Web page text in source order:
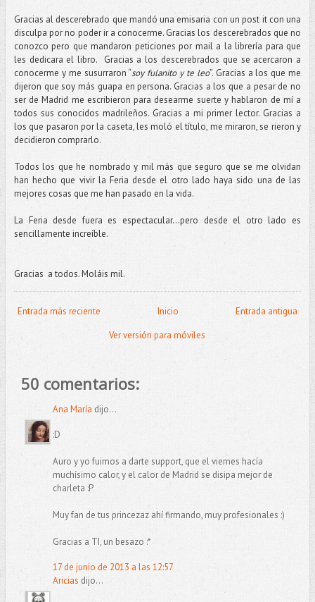
Gracias al descerebrado que mandó una emisaria con un post it con una
disculpa por no poder ir a conocerme. Gracias los descerebrados que no
conozco pero que mandaron peticiones por mail a la librería para que
les dedicara el libro. Gracias a los descerebrados que se acercaron a
conocerme y me susurraron “soy fulanito y te leo”. Gracias a los que me
dijeron que soy más guapa en persona. Gracias a los que a pesar de no
ser de Madrid me escribieron para desearme suerte y hablaron de mí a
todos sus conocidos madrileños. Gracias a mi primer lector. Gracias a
los que pasaron por la caseta, les moló el título, me miraron, se rieron y
decidieron comprarlo.
Todos los que he nombrado y mil más que seguro que se me olvidan
han hecho que vivir la Feria desde el otro lado haya sido una de las
mejores cosas que me han pasado en la vida.
La Feria desde fuera es espectacular…pero desde el otro lado es
sencillamente increíble.
Gracias a todos. Moláis mil.
Entrada más reciente Entrada antigua
Inicio
Ver versión para móviles
50 comentarios:
Ana María dijo...
:D
Auro y yo fuimos a darte support, que el viernes hacía
muchísimo calor, y el calor de Madrid se disipa mejor de
charleta :P
Muy fan de tus princezaz ahí firmando, muy profesionales :)
Gracias a TI, un besazo :*
17 de junio de 2013 a las 12:57
Aricias dijo...